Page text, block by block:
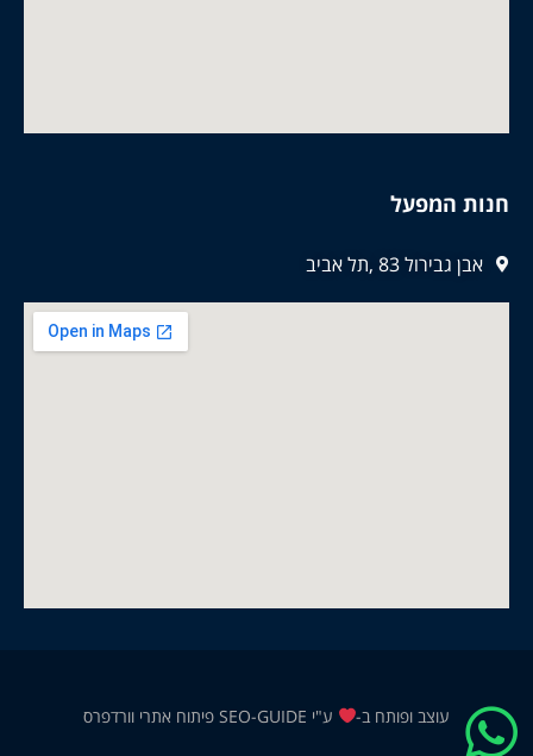
חנות המפעל
אבן גבירול 83 ,תל אביב
עוצב ופותח ב- ע"י SEO-GUIDE פיתוח אתרי וורדפרס